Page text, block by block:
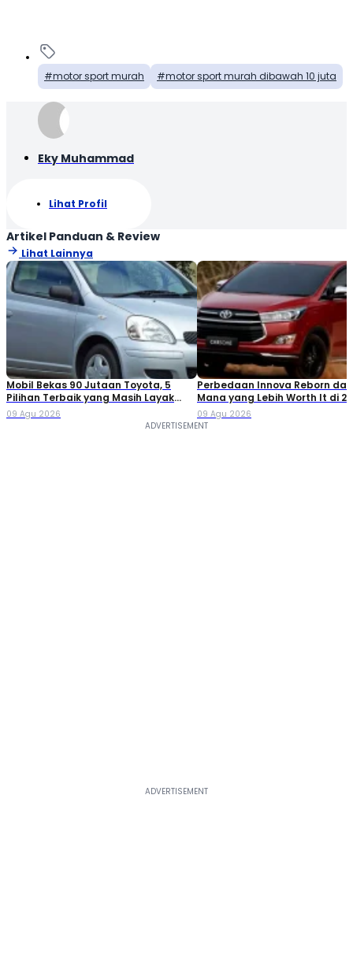
motor sport murah motor sport murah dibawah 10 juta
Eky Muhammad
Lihat Profil
Artikel Panduan & Review
Lihat Lainnya
Mobil Bekas 90 Jutaan Toyota, 5
Pilihan Terbaik yang Masih Layak
Dibeli
09 Agu 2026
Perbedaan Innova Reborn
Mana yang Lebih Worth It di
09 Agu 2026